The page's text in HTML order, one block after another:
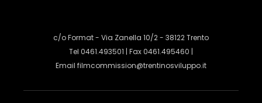
c/o Format - Via Zanella 10/2 - 38122 Trento
Tel 0461.493501 | Fax 0461.495460 |
Email filmcommission@trentinosviluppo.it